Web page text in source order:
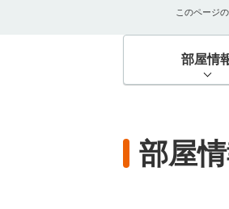
このページ
部屋情
部屋情